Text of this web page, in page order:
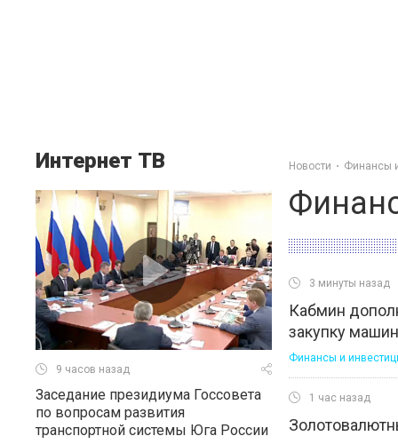
Интернет ТВ
9 часов назад
Заседание президиума Госсовета
по вопросам развития
транспортной системы Юга России
Новости Финансы
3 минуты назад
Кабмин
закупку
Финансы и
1 час назад